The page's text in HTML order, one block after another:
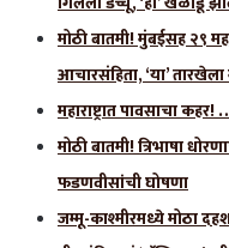
मोठी बातमी! मुंबईसह २९
आचारसंहिता, ‘या’
महाराष्ट्रात पावसाचा
मोठी बातमी! त्रिभाषा
फडणवीसांची घोषणा
जम्मू-काश्मीरमध्ये मोठा